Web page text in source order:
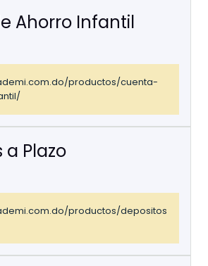
Ahorro Infantil
productos/cuenta-
a Plazo
productos/depositos